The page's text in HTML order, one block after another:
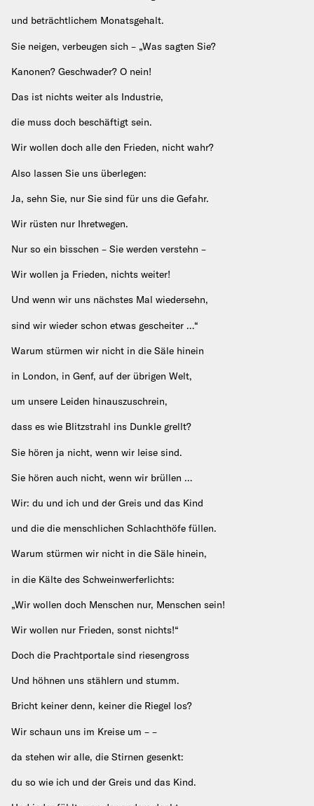
und beträchtlichem Monatsgehalt.
Sie neigen, verbeugen sich – „Was sagten Sie?
Kanonen? Geschwader? O nein!
Das ist nichts weiter als Industrie,
die muss doch beschäftigt sein.
Wir wollen doch alle den Frieden, nicht wahr?
Also lassen Sie uns überlegen:
Ja, sehn Sie, nur Sie sind für uns die Gefahr.
Wir rüsten nur Ihretwegen.
Nur so ein bisschen – Sie werden verstehn –
Wir wollen ja Frieden, nichts weiter!
Und wenn wir uns nächstes Mal wiedersehn,
sind wir wieder schon etwas gescheiter …“
Warum stürmen wir nicht in die Säle hinein
in London, in Genf, auf der übrigen Welt,
um unsere Leiden hinauszuschrein,
dass es wie Blitzstrahl ins Dunkle grellt?
Sie hören ja nicht, wenn wir leise sind.
Sie hören auch nicht, wenn wir brüllen …
Wir: du und ich und der Greis und das Kind
und die die menschlichen Schlachthöfe füllen.
Warum stürmen wir nicht in die Säle hinein,
in die Kälte des Schweinwerferlichts:
„Wir wollen doch Menschen nur, Menschen sein!
Wir wollen nur Frieden, sonst nichts!“
Doch die Prachtportale sind riesengross
Und höhnen uns stählern und stumm.
Bricht keiner denn, keiner die Riegel los?
Wir schaun uns im Kreise um – –
da stehen wir alle, die Stirnen gesenkt:
du so wie ich und der Greis und das Kind.